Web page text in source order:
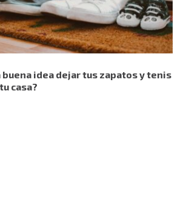
buena idea dejar tus zapatos y tenis
casa?